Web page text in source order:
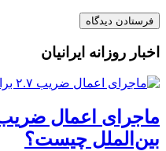
اخبار روزانه ایرانیان
بین‌الملل چیست؟